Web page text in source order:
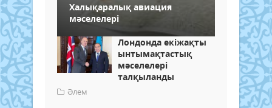
Халықаралық авиация
мәселелері
Лондонда екіжақты
ынтымақтастық
мәселелері
талқыланды
Әлем